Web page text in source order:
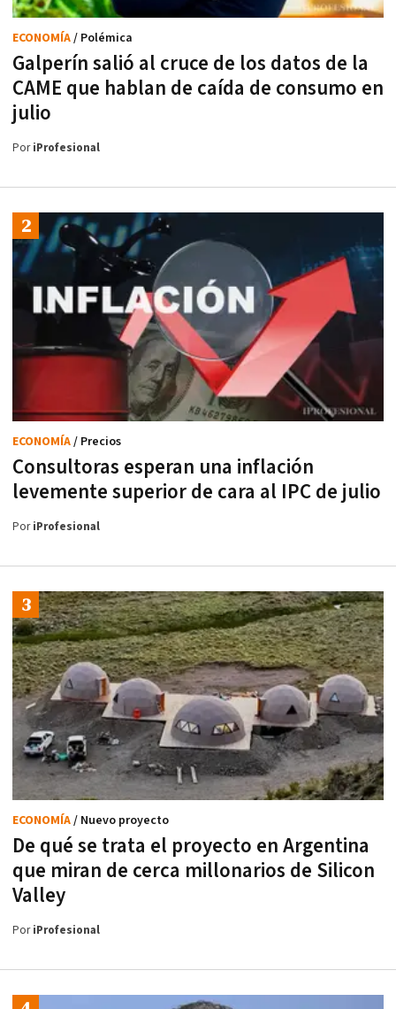
Galperín salió al cruce de los datos de la
CAME que hablan de caída de consumo en
julio
ECONOMÍA/ Polémica
PoriProfesional
Consultoras esperan una inflación
levemente superior de cara al IPC de julio
ECONOMÍA/ Precios
PoriProfesional
De qué se trata el proyecto en Argentina
que miran de cerca millonarios de Silicon
Valley
ECONOMÍA/ Nuevo proyecto
PoriProfesional